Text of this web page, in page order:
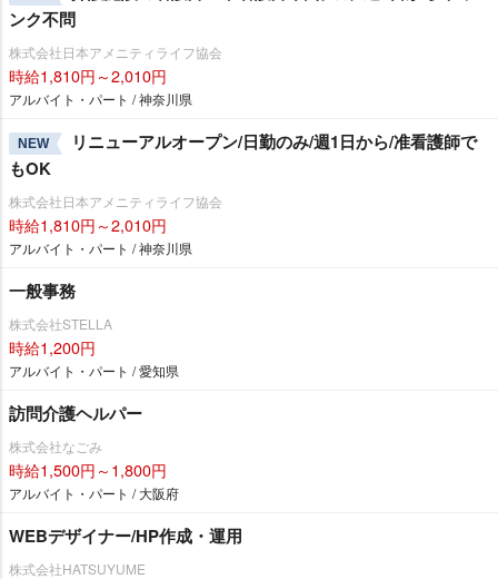
ンク不問
株式会社日本アメニティライフ協会
時給1,810円～2,010円
アルバイト・パート / 神奈川県
NEW
リニューアルオープン/日勤のみ/週1日から/准看護師で
もOK
株式会社日本アメニティライフ協会
時給1,810円～2,010円
アルバイト・パート / 神奈川県
一般事務
株式会社STELLA
時給1,200円
アルバイト・パート / 愛知県
訪問介護ヘルパー
株式会社なごみ
時給1,500円～1,800円
アルバイト・パート / 大阪府
WEBデザイナー/HP作成・運用
株式会社HATSUYUME